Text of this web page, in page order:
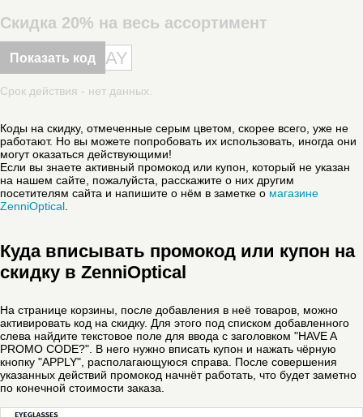
Скидка 20% на весь ассортимент
Показать код AY
Срок действия - нет данных.
Коды на скидку, отмеченные серым цветом, скорее всего, уже не
работают. Но вы можете попробовать их использовать, иногда они
могут оказаться действующими!
Если вы знаете активный промокод или купон, который не указан
на нашем сайте, пожалуйста, расскажите о них другим
посетителям сайта и напишите о нём в заметке о магазине
ZenniOptical
Куда вписывать промокод или купон на
скидку в ZenniOptical
На странице корзины, после добавления в неё товаров, можно
активировать код на скидку. Для этого под списком добавленного
слева найдите текстовое поле для ввода с заголовком "HAVE A
PROMO CODE?". В него нужно вписать купон и нажать чёрную
кнопку "APPLY", располагающуюся справа. После совершения
указанных действий промокод начнёт работать, что будет заметно
по конечной стоимости заказа.